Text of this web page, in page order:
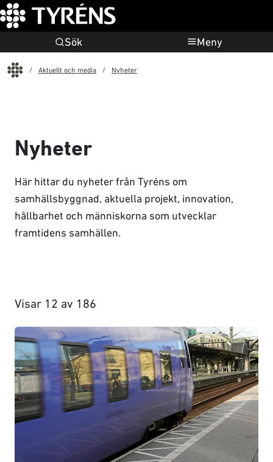
Sök Meny
Aktuellt och media
Nyheter
Nyheter
Här hittar du nyheter från Tyréns om
samhällsbyggnad, aktuella projekt, innovation,
hållbarhet och människorna som utvecklar
framtidens samhällen.
Visar 12 av 186